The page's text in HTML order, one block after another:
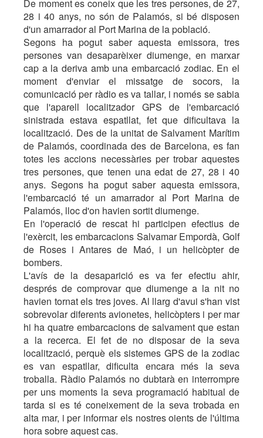
De moment es coneix que les tres persones, de 27,
28 i 40 anys, no són de Palamós, si bé disposen
d'un amarrador al Port Marina de la població.
Segons ha pogut saber aquesta emissora, tres
persones van desaparèixer diumenge, en marxar
cap a la deriva amb una embarcació zodiac. En el
moment d'enviar el missatge de socors, la
comunicació per ràdio es va tallar, i només se sabia
que l'aparell localitzador GPS de l'embarcació
sinistrada estava espatllat, fet que dificultava la
localització. Des de la unitat de Salvament Marítim
de Palamós, coordinada des de Barcelona, es fan
totes les accions necessàries per trobar aquestes
tres persones, que tenen una edat de 27, 28 i 40
anys. Segons ha pogut saber aquesta emissora,
l'embarcació té un amarrador al Port Marina de
Palamós, lloc d'on havien sortit diumenge.
En l'operació de rescat hi participen efectius de
l'exèrcit, les embarcacions Salvamar Empordà, Golf
de Roses i Antares de Maó, i un helicòpter de
bombers.
L'avís de la desaparició es va fer efectiu ahir,
després de comprovar que diumenge a la nit no
havien tornat els tres joves. Al llarg d'avui s'han vist
sobrevolar diferents avionetes, helicòpters i per mar
hi ha quatre embarcacions de salvament que estan
a la recerca. El fet de no disposar de la seva
localització, perquè els sistemes GPS de la zodiac
es van espatllar, dificulta encara més la seva
troballa. Ràdio Palamós no dubtarà en interrompre
per uns moments la seva programació habitual de
tarda si es té coneixement de la seva trobada en
alta mar, i per informar els nostres oients de l'última
hora sobre aquest cas.